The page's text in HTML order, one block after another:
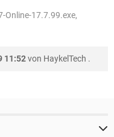
Online-17.7.99.exe,
11:52von HaykelTech .